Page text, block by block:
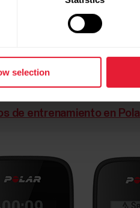
selection
tus favoritos en el
de entrenamiento en